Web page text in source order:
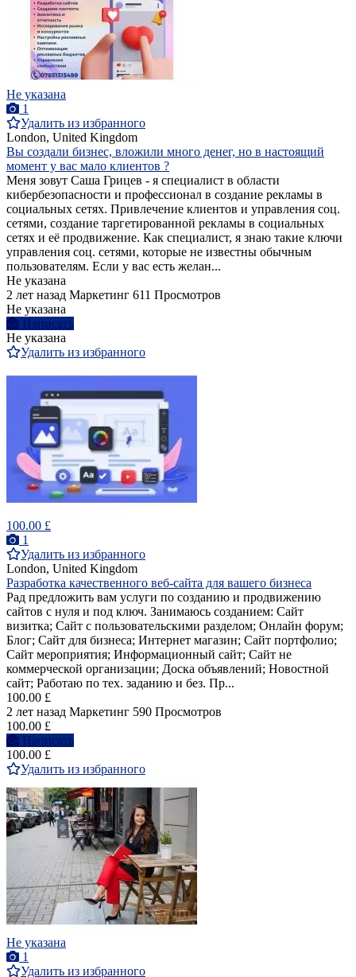
Не указана
1
Удалить из избранного
London, United Kingdom
Вы создали бизнес, вложили много денег, но в настоящий
момент у вас мало клиентов ?
Меня зовут Саша Грицев - я специалист в области
кибербезопасности и профессионал в создание рекламы в
социальных сетях. Привлечение клиентов и управления соц.
сетями, создание таргетированной рекламы в социальных
сетях и её продвижение. Как специалист, я знаю такие ключи
управления соц. сетями, которые не известны обычным
пользователям. Если у вас есть желан...
Не указана
2 лет назад Маркетинг 611 Просмотров
Не указана
Написать
Не указана
Удалить из избранного
100.00 £
1
Удалить из избранного
London, United Kingdom
Разработка качественного веб-сайта для вашего бизнеса
Рад предложить вам услуги по созданию и продвижению
сайтов с нуля и под ключ. Занимаюсь созданием: Сайт
визитка; Сайт с пользовательскими разделом; Онлайн форум;
Блог; Сайт для бизнеса; Интернет магазин; Сайт портфолио;
Сайт мероприятия; Информационный сайт; Сайт не
коммерческой организации; Доска объявлений; Новостной
сайт; Работаю по тех. заданию и без. Пр...
100.00 £
2 лет назад Маркетинг 590 Просмотров
100.00 £
Написать
100.00 £
Удалить из избранного
Не указана
1
Удалить из избранного